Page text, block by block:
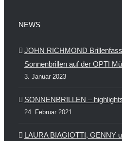
NEWS
JOHN RICHMOND
Sonnenbrillen auf der OPTI
3. Januar 2023
SONNENBRILLEN –
24. Februar 2021
LAURA BIAGIOTTI, GENNY